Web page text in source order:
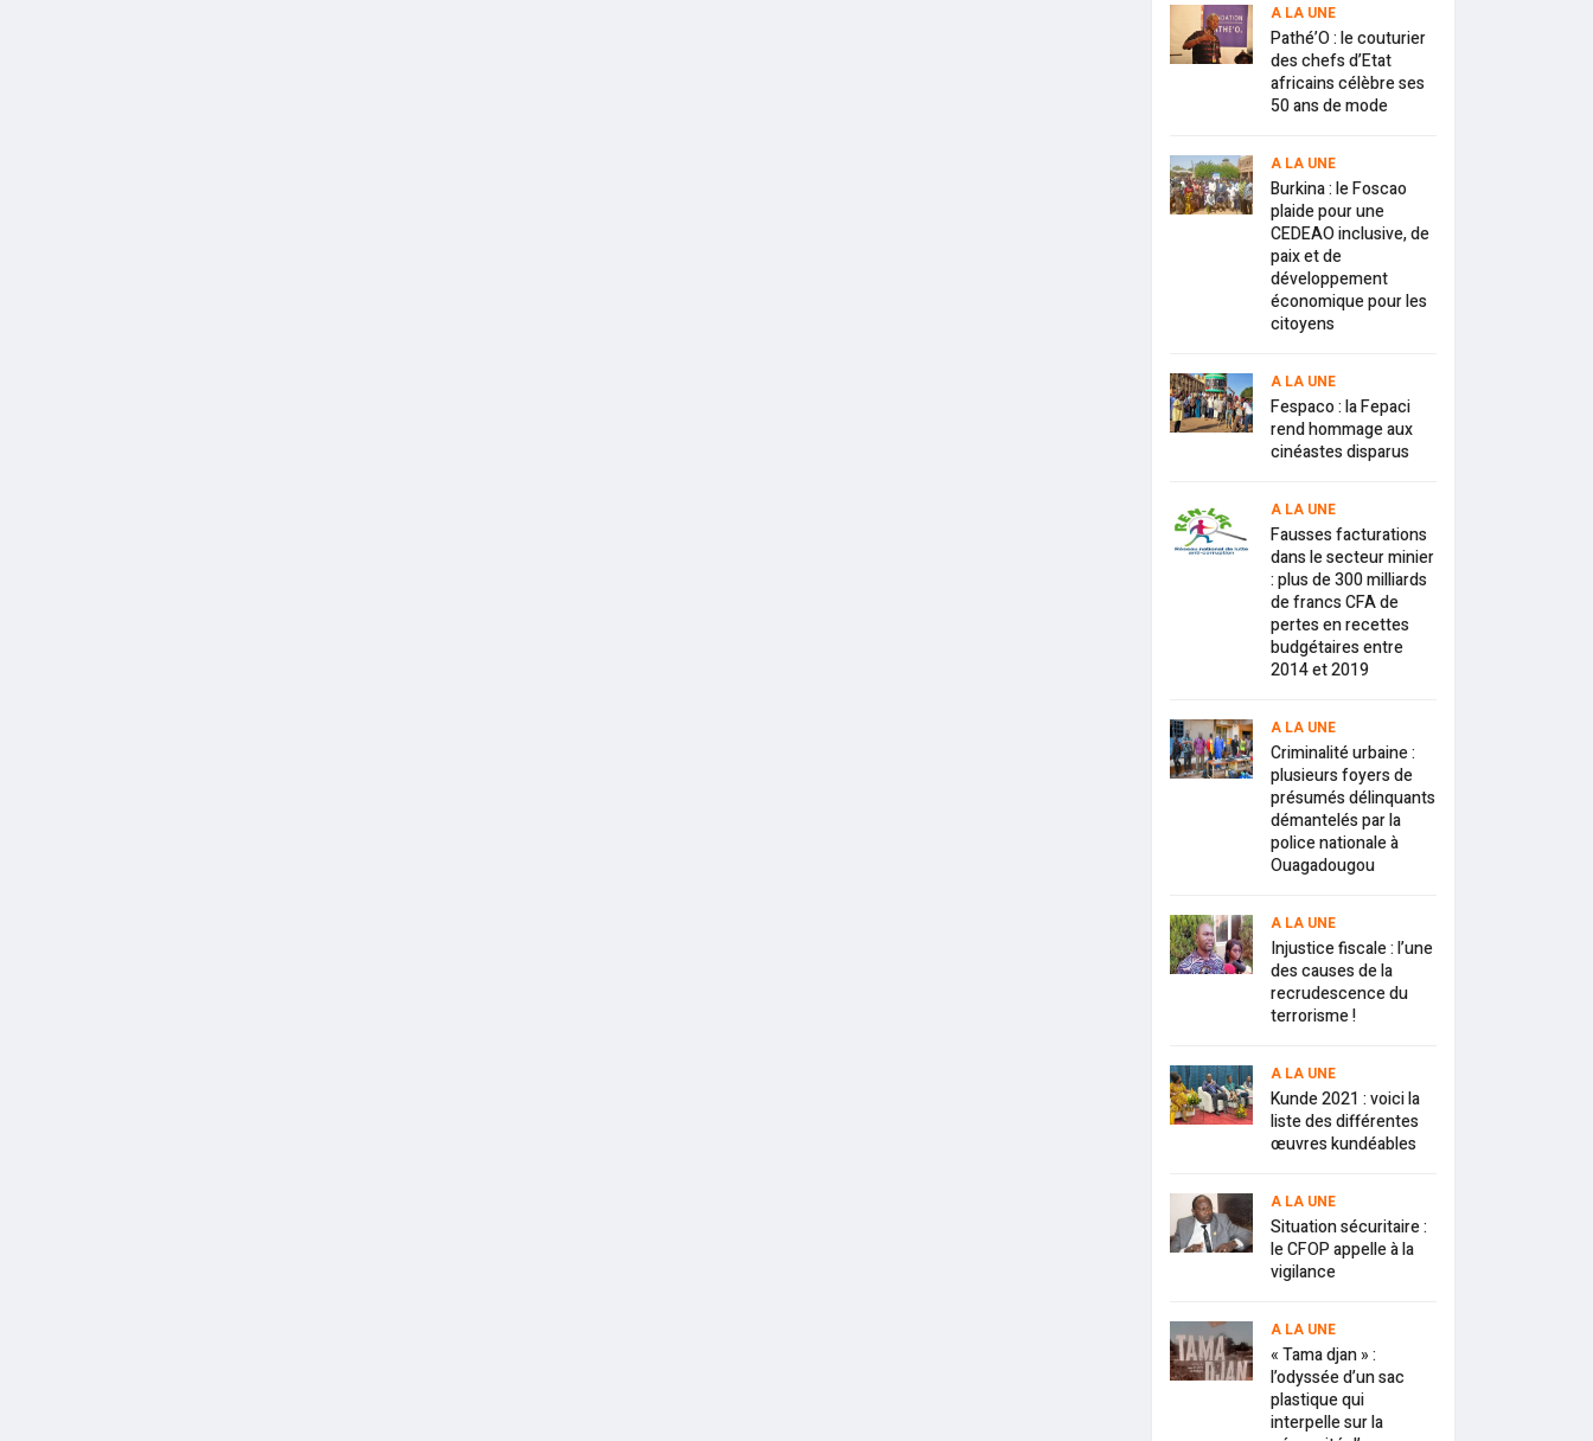
A LA UNE
Pathé’O : le couturier
des chefs d’Etat
africains célèbre ses
50 ans de mode
A LA UNE
Burkina : le Foscao
plaide pour une
CEDEAO inclusive, de
paix et de
développement
économique pour les
citoyens
A LA UNE
Fespaco : la Fepaci
rend hommage aux
cinéastes disparus
A LA UNE
Fausses facturations
dans le secteur minier
: plus de 300 milliards
de francs CFA de
pertes en recettes
budgétaires entre
2014 et 2019
A LA UNE
Criminalité urbaine :
plusieurs foyers de
présumés délinquants
démantelés par la
police nationale à
Ouagadougou
A LA UNE
Injustice fiscale : l’une
des causes de la
recrudescence du
terrorisme !
A LA UNE
Kunde 2021 : voici la
liste des différentes
œuvres kundéables
A LA UNE
Situation sécuritaire :
le CFOP appelle à la
vigilance
A LA UNE
« Tama djan » :
l’odyssée d’un sac
plastique qui
interpelle sur la